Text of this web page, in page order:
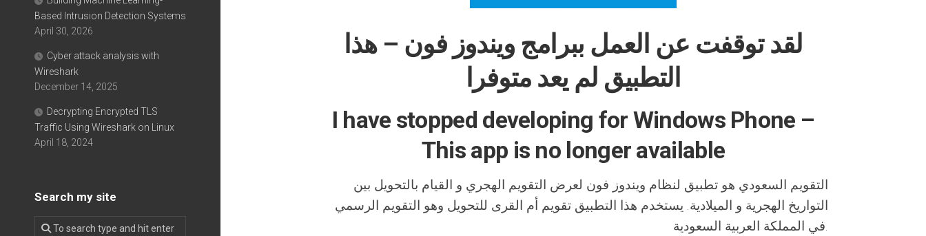
لقد توقفت عن العمل ببرامج ويندوز فون – هذا
التطبيق لم يعد متوفرا
I have stopped developing for Windows Phone –
This app is no longer available
التقويم السعودي هو تطبيق لنظام ويندوز فون لعرض التقويم الهجري و القيام بالتحويل بين
التواريخ الهجرية و الميلادية. يستخدم هذا التطبيق تقويم أم القرى للتحويل وهو التقويم الرسمي
في المملكة العربية السعودية.
Based Intrusion Detection Systems
April 30, 2026
Cyber attack analysis with
Wireshark
December 14, 2025
Decrypting Encrypted TLS
Traffic Using Wireshark on Linux
April 18, 2024
Search my site